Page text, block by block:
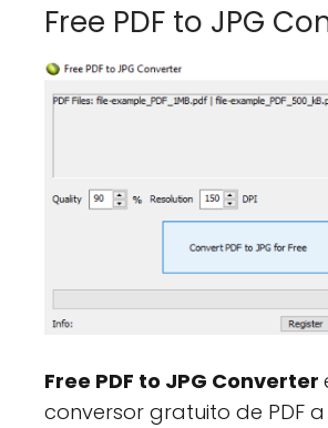
Free PDF to JPG
Free PDF to JPG Converter
conversor gratuito de PDF a